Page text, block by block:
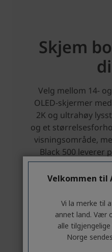
Velkommen til
Vi la merke til
annet land. Vær
alle
Norge sendes